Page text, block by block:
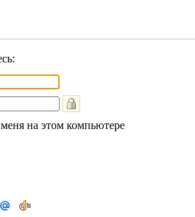
на этом компьютере